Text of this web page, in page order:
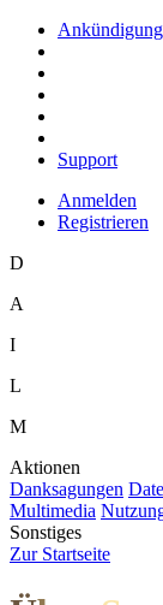
Support
Anmelden
Registrieren
D
A
I
L
M
Aktionen
Danksagungen Da
Multimedia N
Sonstiges
Zur Startseite